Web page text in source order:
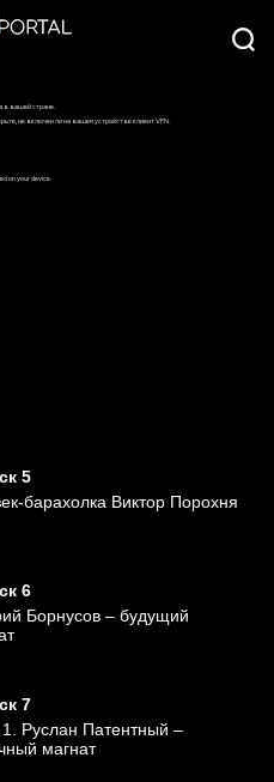
5
барахолка Виктор Порохня
6
Борнусов – будущий
7
1. Руслан Патентный –
магнат